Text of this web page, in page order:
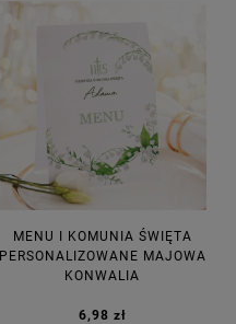
MENU I KOMUNIA ŚWIĘTA
PERSONALIZOWANE MAJOWA
KONWALIA
6,98 zł